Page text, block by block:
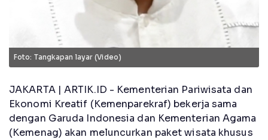
Foto: Tangkapan layar (Video)
JAKARTA | ARTIK.ID - Kementerian Pariwisata dan
Ekonomi Kreatif (Kemenparekraf) bekerja sama
dengan Garuda Indonesia dan Kementerian Agama
(Kemenag) akan meluncurkan paket wisata khusus